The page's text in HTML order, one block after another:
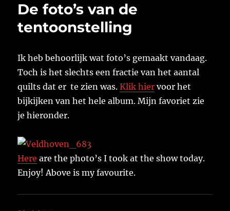
De foto’s van de
tentoonstelling
Ik heb behoorlijk wat foto’s gemaakt vandaag.
Toch is het slechts een fractie van het aantal
quilts dat er te zien was.Klik hier voor het
bijkijken van het hele album. Mijn favoriet zie
je hieronder.
Here are the photo’s I took at the show today.
Enjoy! Above is my favourite.